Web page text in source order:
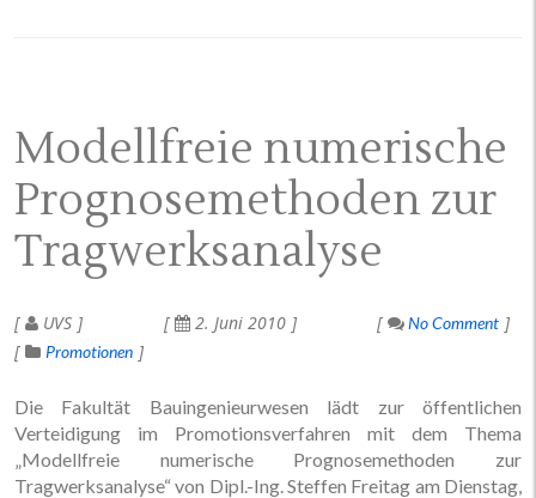
Modellfreie numerische
Prognosemethoden zur
Tragwerksanalyse
UVS 2. Juni 2010
No Comment
Promotionen
Die Fakultät Bauingenieurwesen lädt zur öffentlichen
Verteidigung im Promotionsverfahren mit dem Thema
„Modellfreie numerische Prognosemethoden zur
Tragwerksanalyse“ von Dipl.-Ing. Steffen Freitag am Dienstag,